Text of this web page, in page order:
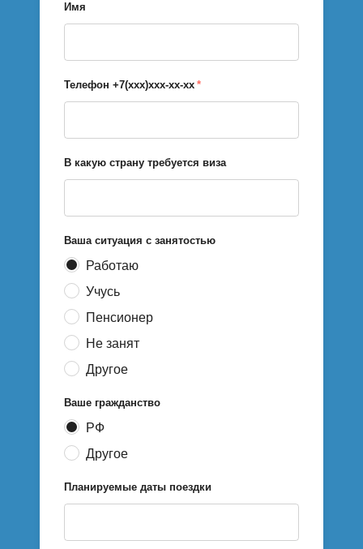
Имя
Телефон +7(xxx)xxx-xx-xx *
В какую страну требуется виза
Ваша ситуация с занятостью
Работаю
Учусь
Пенсионер
Не занят
Другое
Ваше гражданство
РФ
Другое
Планируемые даты поездки